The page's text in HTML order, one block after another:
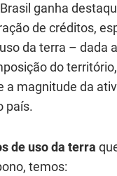
ganha
de créditos,
da terra – dada
do
a magnitude da
país.
de uso da terra
temos: